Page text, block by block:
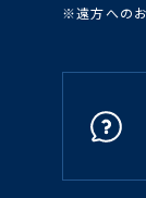
※遠方への